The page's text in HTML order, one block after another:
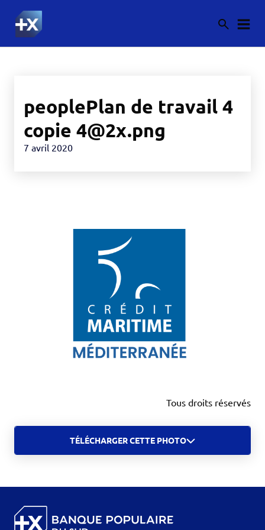
peoplePlan de travail 4
copie 4@2x.png
7 avril 2020
Tous droits réservés
TÉLÉCHARGER CETTE PHOTO